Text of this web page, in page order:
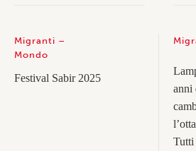
Migranti
Mondo
Festival Sabir 2025
anni
Tutti